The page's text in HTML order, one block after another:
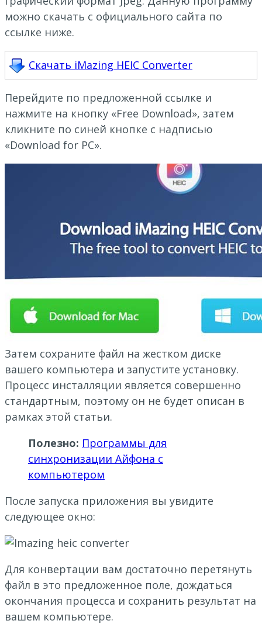
можно скачать с официального сайта по
ссылке ниже.
Скачать iMazing HEIC Converter
Перейдите по предложенной ссылке и
нажмите на кнопку «Free Download», затем
кликните по синей кнопке с надписью
«Download for PC».
Затем сохраните файл на жестком диске
вашего компьютера и запустите установку.
Процесс инсталляции является совершенно
стандартным, поэтому он не будет описан в
рамках этой статьи.
Полезно: Программы для
синхронизации Айфона с
компьютером
После запуска приложения вы увидите
следующее окно:
Для конвертации вам достаточно перетянуть
файл в это предложенное поле, дождаться
окончания процесса и сохранить результат на
вашем компьютере.